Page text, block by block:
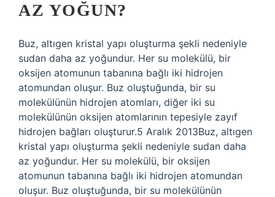
AZ YOĞUN?
Buz, altıgen kristal yapı oluşturma şekli nedeniyle
sudan daha az yoğundur. Her su molekülü, bir
oksijen atomunun tabanına bağlı iki hidrojen
atomundan oluşur. Buz oluştuğunda, bir su
molekülünün hidrojen atomları, diğer iki su
molekülünün oksijen atomlarının tepesiyle zayıf
hidrojen bağları oluşturur.5 Aralık 2013Buz, altıgen
kristal yapı oluşturma şekli nedeniyle sudan daha
az yoğundur. Her su molekülü, bir oksijen
atomunun tabanına bağlı iki hidrojen atomundan
oluşur. Buz oluştuğunda, bir su molekülünün